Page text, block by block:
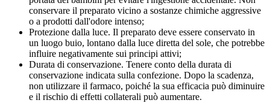
conservare il preparato vicino a sostanze chimiche aggressive
o a prodotti dall'odore intenso;
Protezione dalla luce. Il preparato deve essere conservato in
un luogo buio, lontano dalla luce diretta del sole, che potrebbe
influire negativamente sui principi attivi;
Durata di conservazione. Tenere conto della durata di
conservazione indicata sulla confezione. Dopo la scadenza,
non utilizzare il farmaco, poiché la sua efficacia può diminuire
e il rischio di effetti collaterali può aumentare.